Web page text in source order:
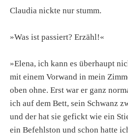
Claudia nickte nur stumm.
»Was ist passiert? Erzähl!«
»Elena, ich kann es überhaupt
mit einem Vorwand in mein
oben ohne. Erst war er ganz
ich auf dem Bett, sein Schwanz
und der hat sie gefickt wie ein
ein Befehlston und schon hatte